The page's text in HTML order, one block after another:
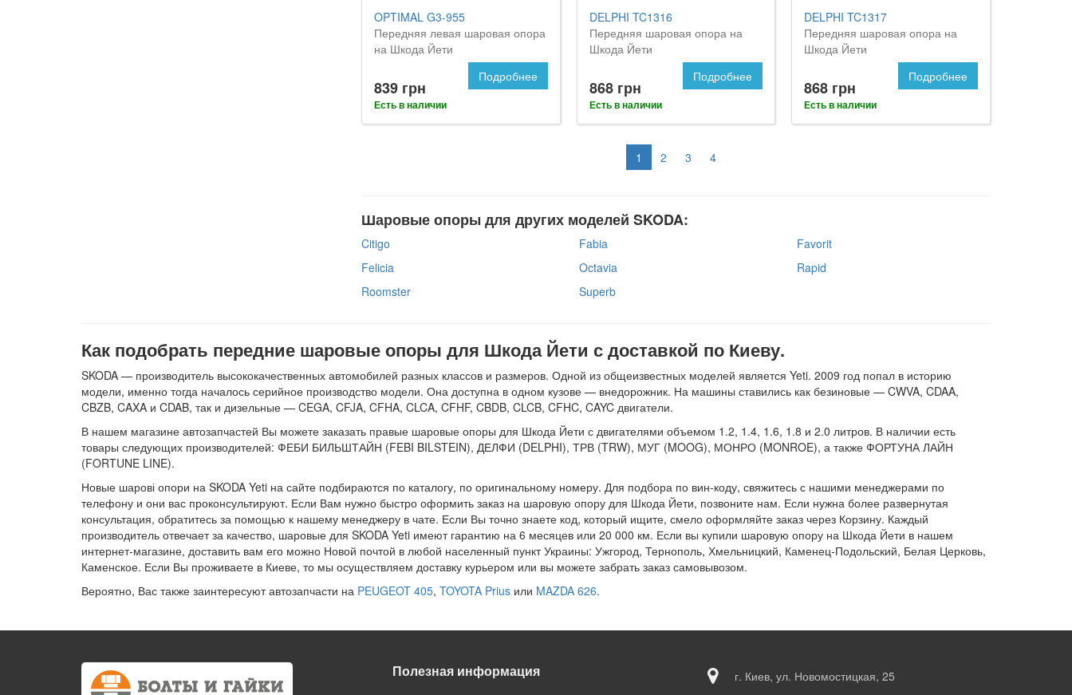
OPTIMAL G3-955
Передняя левая шаровая опора
на Шкода Йети
839 грн
Есть в наличии
Подробнее
DELPHI TC1316
Передняя шаровая опора на
Шкода Йети
868 грн
Есть в наличии
Подробнее
DELPHI TC1317
Передняя шаровая опора на
Шкода Йети
868 грн
Есть в наличии
Подробнее
1 2 3 4
Шаровые опоры для других моделей SKODA:
Citigo Fabia
Favorit
Felicia
Octavia
Rapid
Roomster
Superb
Как подобрать передние шаровые опоры для Шкода Йети с доставкой по Киеву.
SKODA — производитель высококачественных автомобилей разных классов и размеров. Одной из общеизвестных моделей является Yeti. 2009 год попал в историю
модели, именно тогда началось серийное производство модели. Она доступна в одном кузове — внедорожник. На машины ставились как безиновые — CWVA, CDAA,
CBZB, CAXA и CDAB, так и дизельные — CEGA, CFJA, CFHA, CLCA, CFHF, CBDB, CLCB, CFHC, CAYC двигатели.
В нашем магазине автозапчастей Вы можете заказать правые шаровые опоры для Шкода Йети с двигателями объемом 1.2, 1.4, 1.6, 1.8 и 2.0 литров. В наличии есть
товары следующих производителей: ФЕБИ БИЛЬШТАЙН (FEBI BILSTEIN), ДЕЛФИ (DELPHI), ТРВ (TRW), МУГ (MOOG), МОНРО (MONROE), а также ФОРТУНА ЛАЙН
(FORTUNE LINE).
Новые шарові опори на SKODA Yeti на сайте подбираются по каталогу, по оригинальному номеру. Для подбора по вин-коду, свяжитесь с нашими менеджерами по
телефону и они вас проконсультируют. Если Вам нужно быстро оформить заказ на шаровую опору для Шкода Йети, позвоните нам. Если нужна более развернутая
консультация, обратитесь за помощью к нашему менеджеру в чате. Если Вы точно знаете код, который ищите, смело оформляйте заказ через Корзину. Каждый
производитель отвечает за качество, шаровые для SKODA Yeti имеют гарантию на 6 месяцев или 20 000 км. Если вы купили шаровую опору на Шкода Йети в нашем
интернет-магазине, доставить вам его можно Новой почтой в любой населенный пункт Украины: Ужгород, Тернополь, Хмельницкий, Каменец-Подольский, Белая Церковь,
Каменское. Если Вы проживаете в Киеве, то мы осуществляем доставку курьером или вы можете забрать заказ самовывозом.
Вероятно, Вас также заинтересуют автозапчасти на PEUGEOT 405, TOYOTA Prius или MAZDA 626.
Полезная информация г. Киев, ул. Новомостицкая, 25